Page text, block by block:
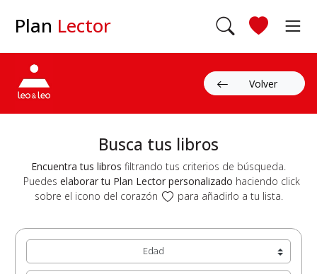
Plan Lector
Volver
Busca tus libros
Encuentra tus libros filtrando tus criterios de búsqueda.
Puedes elaborar tu Plan Lector personalizado haciendo click
sobre el icono del corazón
para añadirlo a tu lista.
Edad